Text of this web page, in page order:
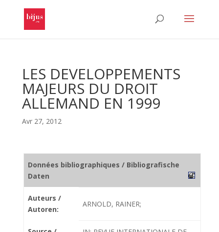
LES DEVELOPPEMENTS
MAJEURS DU DROIT
ALLEMAND EN 1999
Avr 27, 2012
Données bibliographiques / Bibliografische
Daten
Auteurs /
Autoren:
ARNOLD, RAINER;